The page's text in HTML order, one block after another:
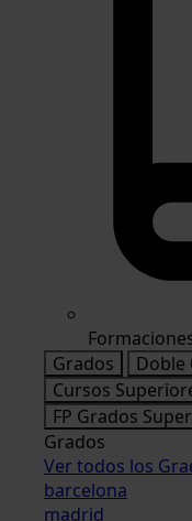
Grados
Doble
Cursos
FP Grados
Grados
Ver todos los
barcelona
madrid